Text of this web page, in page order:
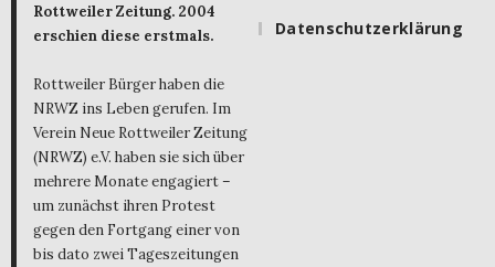
Rottweiler Zeitung. 2004
erschien diese erstmals.
Rottweiler Bürger haben die
NRWZ ins Leben gerufen. Im
Verein Neue Rottweiler Zeitung
(NRWZ) e.V. haben sie sich über
mehrere Monate engagiert –
um zunächst ihren Protest
gegen den Fortgang einer von
bis dato zwei Tageszeitungen
Datenschutzerklärung